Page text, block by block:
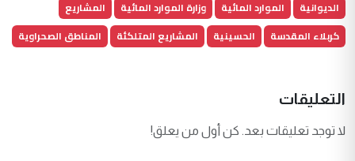
الديوانية الموارد المائية وزارة الموارد المائية
المشاريع
كربلاء المقدسة
الحسينية المشاريع المتلكئة المناطق الصحراوية
التعليقات
لا توجد تعليقات بعد. كن أول من يعلق!